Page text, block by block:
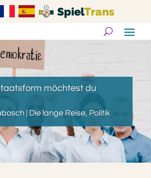
möchtest du
| Die lange Reise, Politik